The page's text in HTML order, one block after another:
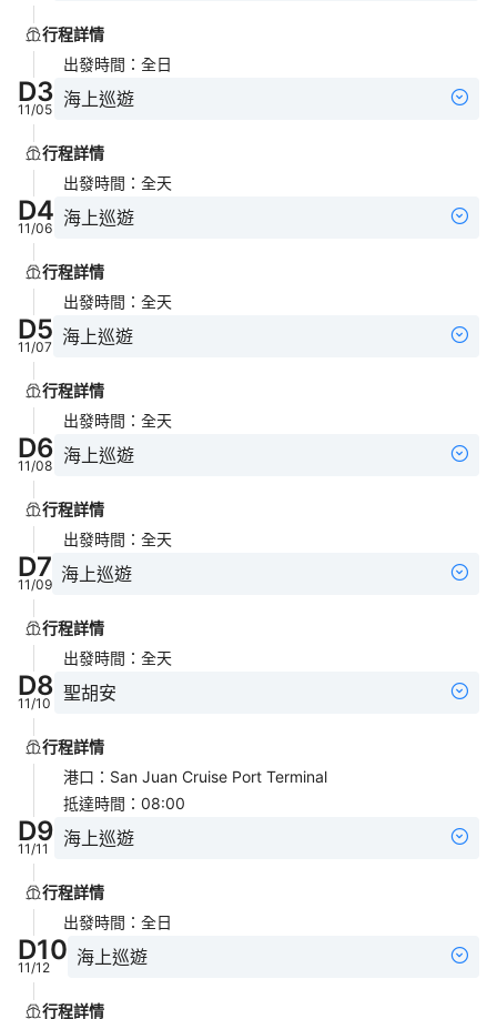
行程詳情
出發時間 ： 全日
D3
11/05 海上巡遊
行程詳情
出發時間 ： 全天
D4
11/06 海上巡遊
行程詳情
出發時間 ： 全天
D5
11/07 海上巡遊
行程詳情
出發時間 ： 全天
D6
11/08 海上巡遊
行程詳情
出發時間 ： 全天
D7
11/09 海上巡遊
行程詳情
出發時間 ： 全天
D8
11/10 聖胡安
行程詳情
港口 ： San Juan Cruise Port Terminal
抵達時間 ： 08:00
D9
11/11 海上巡遊
行程詳情
出發時間 ： 全日
D10
11/12 海上巡遊
行程詳情